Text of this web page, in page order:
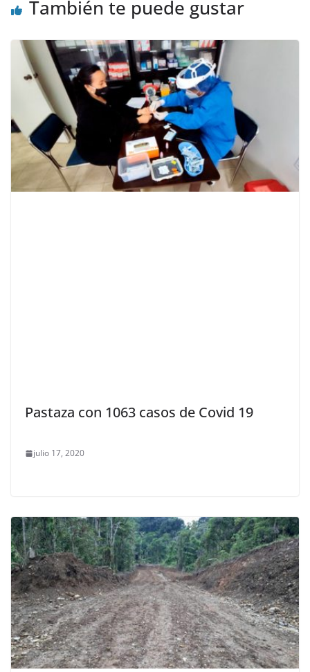
También te puede gustar
Pastaza con 1063 casos de Covid 19
julio 17, 2020